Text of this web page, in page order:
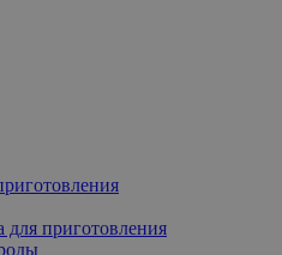
для приготовления